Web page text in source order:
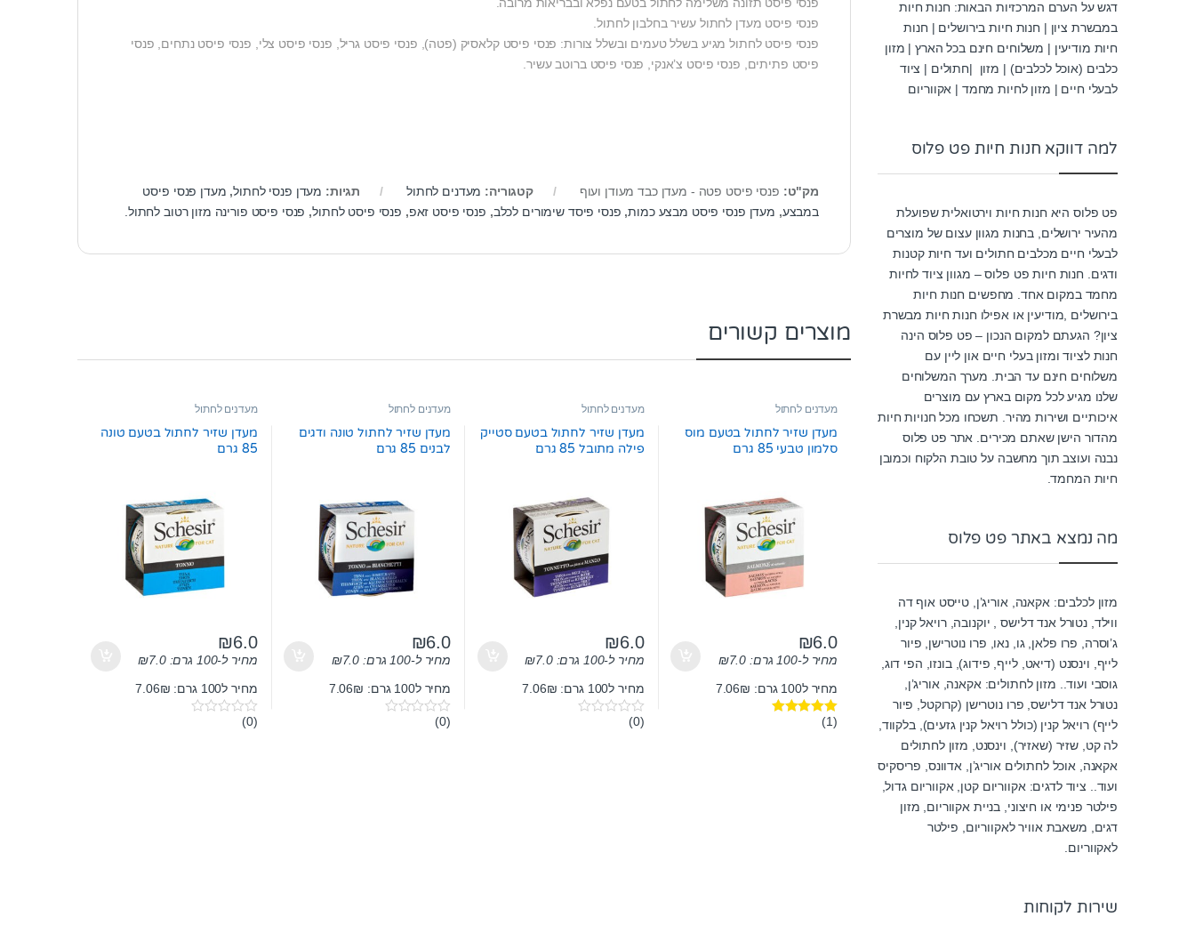
פנסי פיסט מעדן לחתול עשיר בחלבון לחתול.
פנסי פיסט לחתול מגיע בשלל טעמים ובשלל צורות: פנסי פיסט קלאסיק (פטה), פנסי פיסט גריל, פנסי פיסט צלי, פנסי פיסט נתחים, פנסי
פיסט פתיתים, פנסי פיסט צ’אנקי, פנסי פיסט ברוטב עשיר.
מק"ט: פנסי פיסט פטה - מעדן כבד מעודן ועוף קטגוריה: מעדנים לחתול תגיות: מעדן פנסי לחתול, מעדן פנסי פיסט
במבצע, מעדן פנסי פיסט מבצע כמות, פנסי פיסד שימורים לכלב, פנסי פיסט זאפ, פנסי פיסט לחתול, פנסי פיסט פורינה מזון רטוב לחתול.
מוצרים קשורים
מעדנים לחתול
מעדן שזיר לחתול בטעם מוס
סלמון טבעי 85 גרם
₪6.0
מחיר ל-100 גרם: ₪7.0
מחיר ל100 גרם: 7.06₪
דורג(1)
מעדנים לחתול
מעדן שזיר לחתול בטעם סטייק
פילה מתובל 85 גרם
₪6.0
מחיר ל-100 גרם: ₪7.0
מחיר ל100 גרם: 7.06₪
0
(0)
מעדנים לחתול
מעדן שזיר לחתול טונה ודגים
לבנים 85 גרם
₪6.0
מחיר ל-100 גרם: ₪7.0
מחיר ל100 גרם: 7.06₪
0(0)
מעדנים לחתול
מעדן שזיר לחתול בטעם טונה
85 גרם
₪6.0
מחיר ל-100 גרם: ₪7.0
מחיר ל100 גרם: 7.06₪
0
(0)
דגש על הערם המרכזיות הבאות: חנות חיות
במבשרת ציון | חנות חיות בירושלים | חנות
חיות מודיעין | משלוחים חינם בכל הארץ | מזון
כלבים (אוכל לכלבים) | מזון |חתולים | ציוד
לבעלי חיים | מזון לחיות מחמד | אקווריום
למה דווקא חנות חיות פט פלוס
פט פלוס היא חנות חיות וירטואלית שפועלת
מהעיר ירושלים, בחנות מגוון עצום של מוצרים
לבעלי חיים מכלבים חתולים ועד חיות קטנות
ודגים. חנות חיות פט פלוס – מגוון ציוד לחיות
מחמד במקום אחד. מחפשים חנות חיות
בירושלים ,מודיעין או אפילו חנות חיות מבשרת
ציון? הגעתם למקום הנכון – פט פלוס הינה
חנות לציוד ומזון בעלי חיים און ליין עם
משלוחים חינם עד הבית. מערך המשלוחים
שלנו מגיע לכל מקום בארץ עם מוצרים
איכותיים ושירות מהיר. תשכחו מכל חנויות חיות
מהדור הישן שאתם מכירים. אתר פט פלוס
נבנה ועוצב תוך מחשבה על טובת הלקוח וכמובן
חיות המחמד.
מה נמצא באתר פט פלוס
מזון לכלבים: אקאנה, אוריג’ן, טייסט אוף דה
ווילד, נטורל אנד דלישס , יוקנובה, רויאל קנין,
ג’וסרה, פרו פלאן, גו, נאו, פרו נוטרישן, פיור
לייף, וינסנט (דיאט, לייף, פידוג), בונזו, הפי דוג,
גוסבי ועוד.. מזון לחתולים: אקאנה, אוריג’ן,
נטורל אנד דלישס, פרו נוטרישן (קרוקטל, פיור
לייף) רויאל קנין (כולל רויאל קנין גזעים), בלקווד,
לה קט, שזיר (שאזיר), וינסנט, מזון לחתולים
אקאנה, אוכל לחתולים אוריג’ן, אדוונס, פריסקיס
ועוד.. ציוד לדגים: אקווריום קטן, אקווריום גדול,
פילטר פנימי או חיצוני, בניית אקווריום, מזון
דגים, משאבת אוויר לאקווריום, פילטר
לאקווריום.
שירות לקוחות